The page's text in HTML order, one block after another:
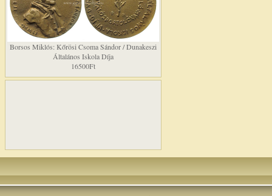
Borsos Miklós: Kőrösi Csoma Sándor / Dunakeszi
Általános Iskola Díja
16500Ft